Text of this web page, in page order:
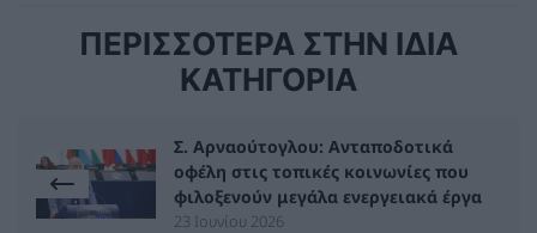
ΠΕΡΙΣΣΟΤΕΡΑ ΣΤΗΝ ΙΔΙΑ
ΚΑΤΗΓΟΡΙΑ
Σ. Αρναούτογλου: Ανταποδοτικά
οφέλη στις τοπικές κοινωνίες που
φιλοξενούν μεγάλα ενεργειακά έργα
23 Ιουνίου 2026